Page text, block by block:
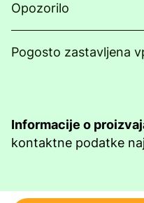
Opozorilo
Pogosto zastavljena
Informacije o
kontaktne podatke